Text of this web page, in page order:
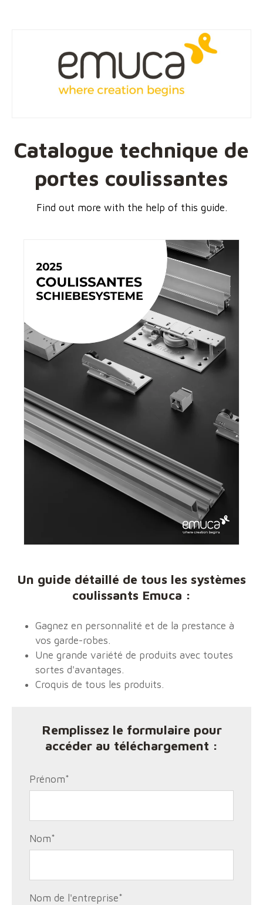
Catalogue technique de
portes coulissantes
Find out more with the help of this guide.
Un guide détaillé de tous les systèmes
coulissants Emuca :
Gagnez en personnalité et de la prestance à
vos garde-robes.
Une grande variété de produits avec toutes
sortes d'avantages.
Croquis de tous les produits.
Remplissez le formulaire pour
accéder au téléchargement :
Prénom*
Nom*
Nom de l'entreprise*